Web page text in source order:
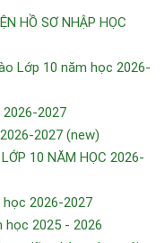
HỒ SƠ NHẬP HỌC
Lớp 10 năm học 2026-
2027
2027 (new)
10 NĂM HỌC 2026-
2026-2027
học 2025 - 2026